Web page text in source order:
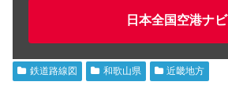
日本全国空港ナビ
鉄道路線図 和歌山県 近畿地方